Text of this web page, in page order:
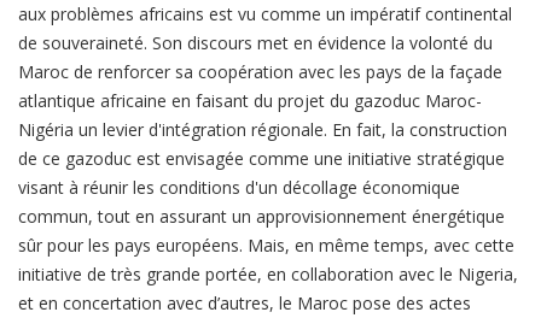
aux problèmes africains est vu comme un impératif continental
de souveraineté. Son discours met en évidence la volonté du
Maroc de renforcer sa coopération avec les pays de la façade
atlantique africaine en faisant du projet du gazoduc Maroc-
Nigéria un levier d'intégration régionale. En fait, la construction
de ce gazoduc est envisagée comme une initiative stratégique
visant à réunir les conditions d'un décollage économique
commun, tout en assurant un approvisionnement énergétique
sûr pour les pays européens. Mais, en même temps, avec cette
initiative de très grande portée, en collaboration avec le Nigeria,
et en concertation avec d’autres, le Maroc pose des actes